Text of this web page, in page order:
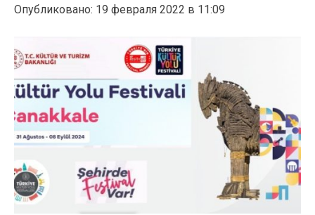
Опубликовано: 19 февраля 2022 в 11:09